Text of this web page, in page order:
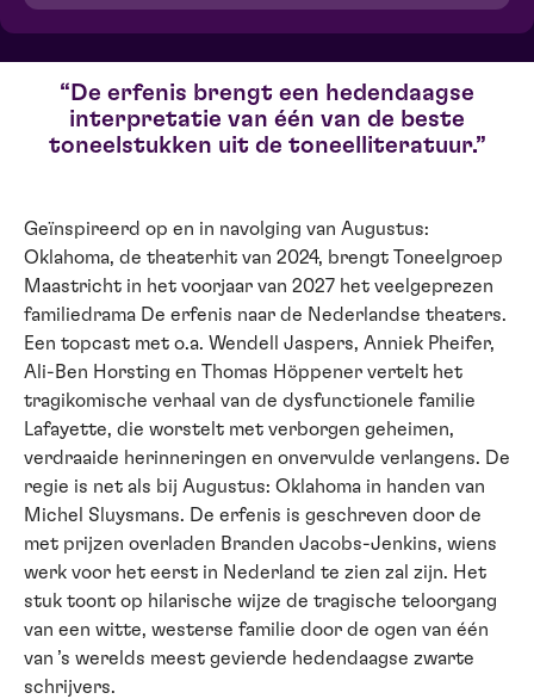
De erfenis brengt een hedendaagse
interpretatie van één van de beste
toneelstukken uit de toneelliteratuur.
Geïnspireerd op en in navolging van Augustus:
Oklahoma, de theaterhit van 2024, brengt Toneelgroep
Maastricht in het voorjaar van 2027 het veelgeprezen
familiedrama De erfenis naar de Nederlandse theaters.
Een topcast met o.a. Wendell Jaspers, Anniek Pheifer,
Ali-Ben Horsting en Thomas Höppener vertelt het
tragikomische verhaal van de dysfunctionele familie
Lafayette, die worstelt met verborgen geheimen,
verdraaide herinneringen en onvervulde verlangens. De
regie is net als bij Augustus: Oklahoma in handen van
Michel Sluysmans. De erfenis is geschreven door de
met prijzen overladen Branden Jacobs-Jenkins, wiens
werk voor het eerst in Nederland te zien zal zijn. Het
stuk toont op hilarische wijze de tragische teloorgang
van een witte, westerse familie door de ogen van één
van ’s werelds meest gevierde hedendaagse zwarte
schrijvers.